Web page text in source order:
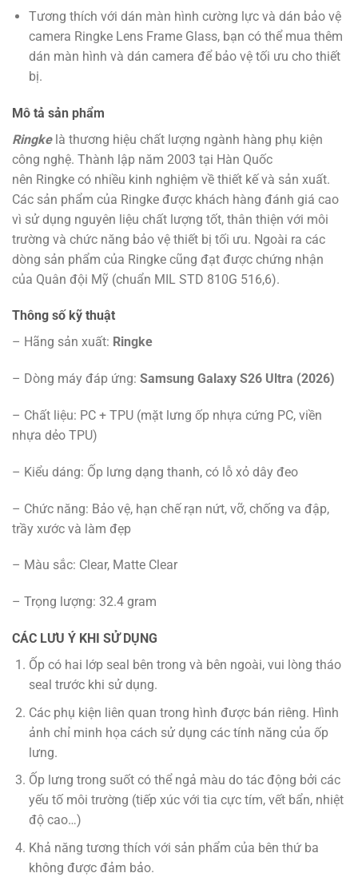
Tương thích với dán màn hình cường lực và dán bảo vệ
camera Ringke Lens Frame Glass, bạn có thể mua thêm
dán màn hình và dán camera để bảo vệ tối ưu cho thiết
bị.
Mô tả sản phẩm
Ringkelà thương hiệu chất lượng ngành hàng phụ kiện
công nghệ. Thành lập năm 2003 tại Hàn Quốc
nên Ringke có nhiều kinh nghiệm về thiết kế và sản xuất.
Các sản phẩm của Ringke được khách hàng đánh giá cao
vì sử dụng nguyên liệu chất lượng tốt, thân thiện với môi
trường và chức năng bảo vệ thiết bị tối ưu. Ngoài ra các
dòng sản phẩm của Ringke cũng đạt được chứng nhận
của Quân đội Mỹ (chuẩn MIL STD 810G 516,6).
Thông số kỹ thuật
– Hãng sản xuất: Ringke
– Dòng máy đáp ứng: Samsung Galaxy S26 Ultra (2026)
– Chất liệu: PC + TPU (mặt lưng ốp nhựa cứng PC, viền
nhựa dẻo TPU)
– Kiểu dáng: Ốp lưng dạng thanh, có lỗ xỏ dây đeo
– Chức năng: Bảo vệ, hạn chế rạn nứt, vỡ, chống va đập,
trầy xước và làm đẹp
– Màu sắc: Clear, Matte Clear
– Trọng lượng: 32.4 gram
CÁC LƯU Ý KHI SỬ DỤNG
Ốp có hai lớp seal bên trong và bên ngoài, vui lòng tháo
seal trước khi sử dụng.
Các phụ kiện liên quan trong hình được bán riêng. Hình
ảnh chỉ minh họa cách sử dụng các tính năng của ốp
lưng.
Ốp lưng trong suốt có thể ngả màu do tác động bởi các
yếu tố môi trường (tiếp xúc với tia cực tím, vết bẩn, nhiệt
độ cao…)
Khả năng tương thích với sản phẩm của bên thứ ba
không được đảm bảo.